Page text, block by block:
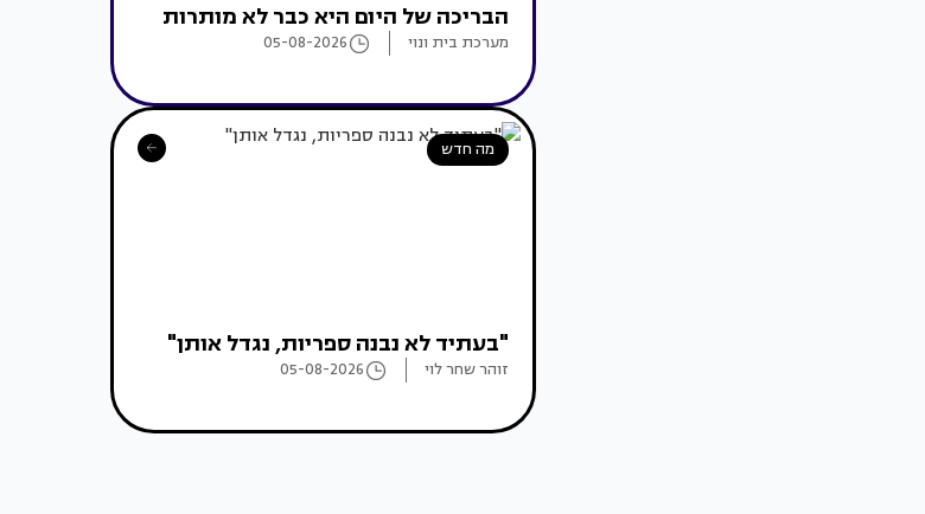
הבריכה של היום היא כבר לא מותרות
מערכת בית ונוי 05-08-2026
מה חדש
"בעתיד לא נבנה ספריות, נגדל אותן"
זוהר שחר לוי 05-08-2026